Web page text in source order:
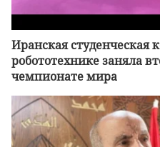
Иранская студенческая
робототехнике заняла
чемпионате мира